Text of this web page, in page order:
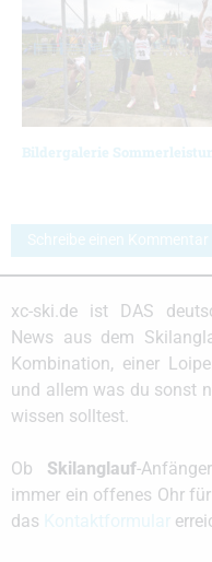
Bildergalerie
Schreibe einen Kommentar
xc-ski.de ist DAS
News aus dem
Kombination, einer
und allem was du sonst
wissen solltest.
Ob Skilanglauf-
immer ein offenes Ohr
das